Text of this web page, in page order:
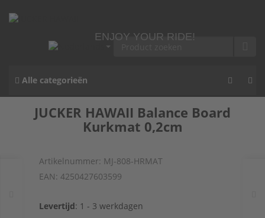
ENJOY YOUR RIDE!
Alle categorieën
JUCKER HAWAII Balance Board
Kurkmat 0,2cm
Artikelnummer: MJ-808-HRMAT
EAN: 4250427603599
Levertijd: 1 - 3 werkdagen